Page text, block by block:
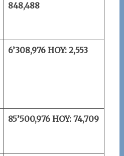
848,488
6’308,976 HOY: 2,553
85’500,976 HOY: 74,709